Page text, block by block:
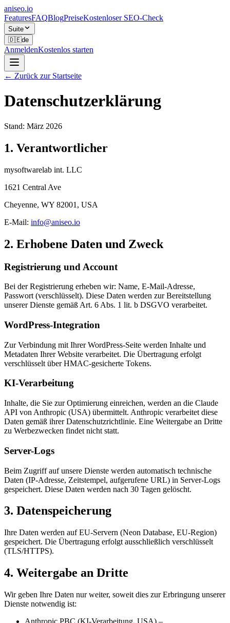
aniseo.io
FeaturesFAQBlogPreiseKostenloser SEO-Check
Suite
🇩🇪de
AnmeldenKostenlos starten
← Zurück zur Startseite
Datenschutzerklärung
Stand: März 2026
1. Verantwortlicher
mysoftwarelab int. LLC
1621 Central Ave
Cheyenne, WY 82001, USA
E-Mail: info@aniseo.io
2. Erhobene Daten und Zweck
Registrierung und Account
Bei der Registrierung erheben wir: Name, E-Mail-Adresse,
Passwort (verschlüsselt). Diese Daten werden zur Bereitstellung
unserer Dienste gemäß Art. 6 Abs. 1 lit. b DSGVO verarbeitet.
WordPress-Integration
Zur Verbindung mit Ihrer WordPress-Seite werden Inhalte und
Metadaten Ihrer Website verarbeitet. Die Übertragung erfolgt
verschlüsselt über HMAC-gesicherte Tokens.
KI-Verarbeitung
Inhalte, die Sie zur Optimierung einreichen, werden an die Claude
API von Anthropic (USA) übermittelt. Anthropic verarbeitet diese
Daten gemäß ihrer Datenschutzrichtlinie. Eine Weitergabe an Dritte
zu Werbezwecken findet nicht statt.
Server-Logs
Beim Zugriff auf unsere Dienste werden automatisch technische
Daten (IP-Adresse, Zeitstempel, aufgerufene URL) in Server-Logs
gespeichert. Diese Daten werden nach 30 Tagen gelöscht.
3. Datenspeicherung
Ihre Daten werden auf EU-Servern (Neon Database, EU-Region)
gespeichert. Die Übertragung erfolgt ausschließlich verschlüsselt
(TLS/HTTPS).
4. Weitergabe an Dritte
Wir geben Ihre Daten nur weiter, soweit dies zur Erbringung unserer
Dienste notwendig ist: